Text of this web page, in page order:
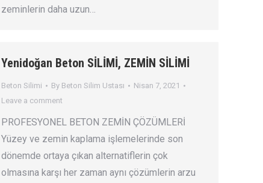
zeminlerin daha uzun…
Yenidoğan Beton SİLİMİ, ZEMİN SİLİMİ
Beton Silimi By Beton Silim Ustası
Nisan 7, 2021
Leave a comment
PROFESYONEL BETON ZEMİN ÇÖZÜMLERİ
Yüzey ve zemin kaplama işlemelerinde son
dönemde ortaya çıkan alternatiflerin çok
olmasına karşı her zaman aynı çözümlerin arzu